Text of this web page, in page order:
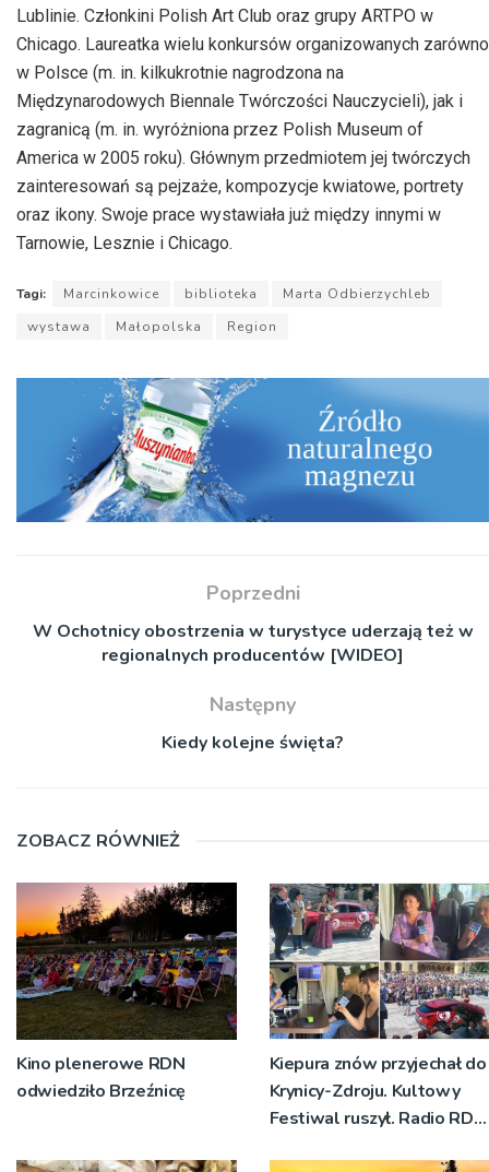
Lublinie. Członkini Polish Art Club oraz grupy ARTPO w
Chicago. Laureatka wielu konkursów organizowanych zarówno
w Polsce (m. in. kilkukrotnie nagrodzona na
Międzynarodowych Biennale Twórczości Nauczycieli), jak i
zagranicą (m. in. wyróżniona przez Polish Museum of
America w 2005 roku). Głównym przedmiotem jej twórczych
zainteresowań są pejzaże, kompozycje kwiatowe, portrety
oraz ikony. Swoje prace wystawiała już między innymi w
Tarnowie, Lesznie i Chicago.
Tagi: Marcinkowice biblioteka
Marta Odbierzychleb
wystawa
Małopolska Region
Poprzedni
W Ochotnicy obostrzenia w turystyce uderzają też w
regionalnych producentów [WIDEO]
Następny
Kiedy kolejne święta?
ZOBACZ RÓWNIEŻ
Kino plenerowe RDN
odwiedziło Brzeźnicę
Kiepura znów przyjechał do
Krynicy-Zdroju. Kultowy
Festiwal ruszył. Radio RDN